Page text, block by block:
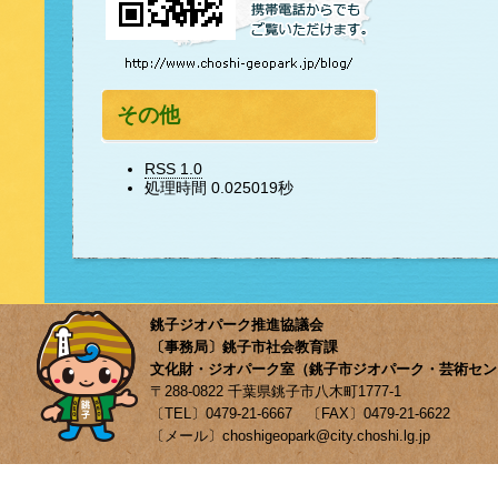
その他
RSS 1.0
処理時間 0.025019秒
銚子ジオパーク推進協議会
〔事務局〕銚子市社会教育課
文化財・ジオパーク室（銚子市ジオパーク・芸術セ
〒288-0822 千葉県銚子市八木町1777-1
〔TEL〕0479-21-6667 〔FAX〕0479-21-6622
〔メール〕choshigeopark@city.choshi.lg.jp